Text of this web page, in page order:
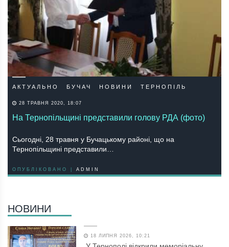
АКТУАЛЬНО БУЧАЧ НОВИНИ ТЕРНОПІЛЬ
28 ТРАВНЯ 2020, 18:07
На Тернопільщині представили голову РДА (фото)
Сьогодні, 28 травня у Бучацькому районі, що на
Тернопільщині представили…
ОПУБЛІКОВАНО | ADMIN
НОВИНИ
18 ЛИПНЯ 2026, 10:21